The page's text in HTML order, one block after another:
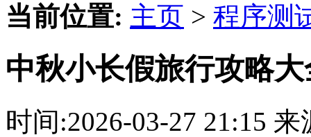
当前位置: 主页 > 程序测
中秋小长假旅行攻略
时间:2026-03-27 21:15